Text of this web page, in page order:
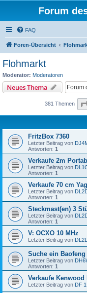
Forum
FAQ
Foren-Übersicht
Flohmarkt
Moderator: Moderatoren
Neues Thema
381 Themen
FritzBox 7360
Letzter Beitrag von
Antworten: 1
Verkaufe 2m
Letzter Beitrag von
Antworten: 1
Verkaufe 70 cm
Letzter Beitrag von
Antworten: 1
Steckmast(en) 3
Letzter Beitrag von
Antworten: 1
V: OCXO 10 MHz
Letzter Beitrag von
Suche ein Baofeng
Letzter Beitrag von
Antworten: 1
Verkaufe Kenwood
Letzter Beitrag von DF